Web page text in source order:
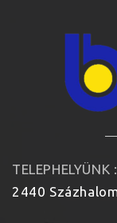
TELEPHELYÜNK :
2440